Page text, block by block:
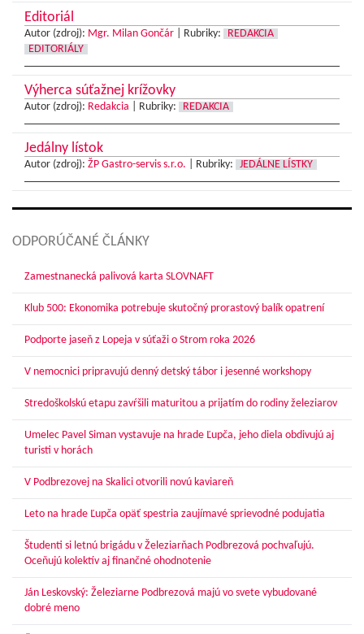
Editoriál
Autor (zdroj): Mgr. Milan Gončár Rubriky:
REDAKCIA
EDITORIÁLY
Výherca súťažnej krížovky
Autor (zdroj): Redakcia Rubriky: REDAKCIA
Jedálny lístok
Autor (zdroj): ŽP Gastro-servis s.r.o. Rubriky: JEDÁLNE LÍSTKY
ODPORÚČANÉ ČLÁNKY
Zamestnanecká palivová karta SLOVNAFT
Klub 500: Ekonomika potrebuje skutočný prorastový balík opatrení
Podporte jaseň z Lopeja v súťaži o Strom roka 2026
V nemocnici pripravujú denný detský tábor i jesenné workshopy
Stredoškolskú etapu zavŕšili maturitou a prijatím do rodiny železiarov
Umelec Pavel Siman vystavuje na hrade Ľupča, jeho diela obdivujú aj
turisti v horách
V Podbrezovej na Skalici otvorili novú kaviareň
Leto na hrade Ľupča opäť spestria zaujímavé sprievodné podujatia
Študenti si letnú brigádu v Železiarňach Podbrezová pochvaľujú.
Oceňujú kolektív aj finančné ohodnotenie
Ján Leskovský: Železiarne Podbrezová majú vo svete vybudované
dobré meno